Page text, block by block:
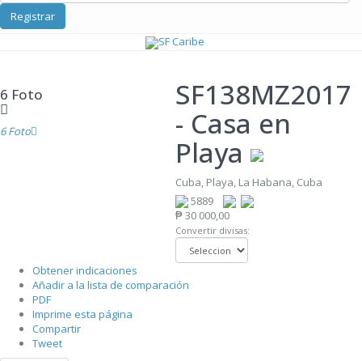
Registrar
6 Foto
6 Foto
SF138MZ2017
- Casa en
Playa
Cuba, Playa, La Habana, Cuba
5889
₱ 30 000,00
Convertir divisas:
Obtener indicaciones
Añadir a la lista de comparación
PDF
Imprime esta página
Compartir
Tweet